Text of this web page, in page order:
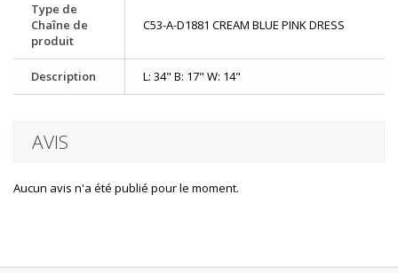
Type de
Chaîne de
produit
C53-A-D1881 CREAM BLUE PINK DRESS
Description L: 34" B: 17" W: 14"
AVIS
Aucun avis n'a été publié pour le moment.